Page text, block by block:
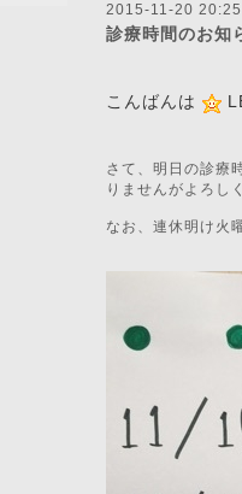
2015-11-20
診療時間のお知
こんばんは
さて、明日の診療
りませんがよろし
なお、連休明け火